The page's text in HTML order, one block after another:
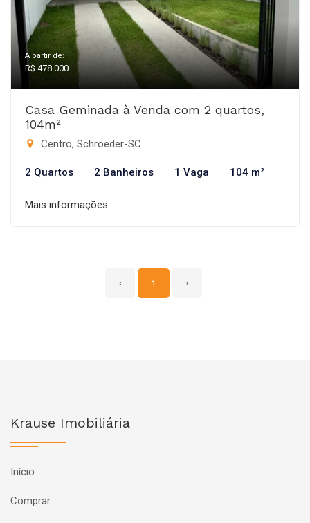
A partir de:
R$ 478.000
Casa Geminada à Venda com 2 quartos,
104m²
Centro, Schroeder-SC
2 Quartos 2 Banheiros 1 Vaga 104 m²
Mais informações
‹ 1 ›
Krause Imobiliária
Início
Comprar